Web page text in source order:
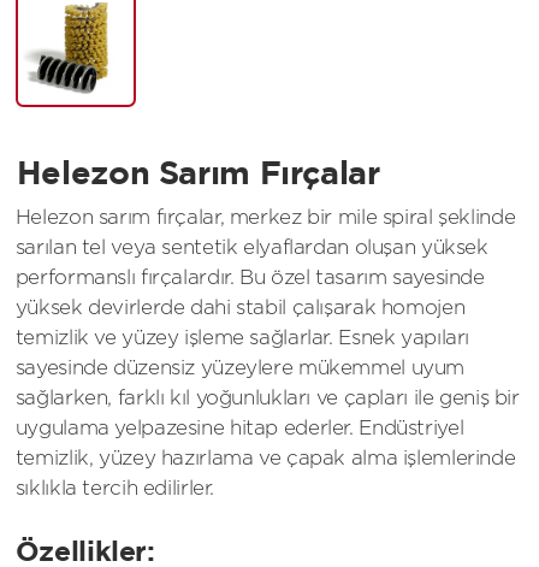
Helezon Sarım Fırçalar
Helezon sarım fırçalar, merkez bir mile spiral şeklinde
sarılan tel veya sentetik elyaflardan oluşan yüksek
performanslı fırçalardır. Bu özel tasarım sayesinde
yüksek devirlerde dahi stabil çalışarak homojen
temizlik ve yüzey işleme sağlarlar. Esnek yapıları
sayesinde düzensiz yüzeylere mükemmel uyum
sağlarken, farklı kıl yoğunlukları ve çapları ile geniş bir
uygulama yelpazesine hitap ederler. Endüstriyel
temizlik, yüzey hazırlama ve çapak alma işlemlerinde
sıklıkla tercih edilirler.
Özellikler: